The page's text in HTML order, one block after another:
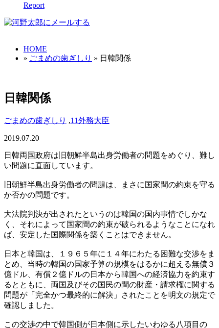
Report
HOME
» ごまめの歯ぎしり » 日韓関係
日韓関係
ごまめの歯ぎしり ,11外務大臣
2019.07.20
日韓両国政府は旧朝鮮半島出身労働者の問題をめぐり、難し
い問題に直面しています。
旧朝鮮半島出身労働者の問題は、まさに国家間の約束を守る
か否かの問題です。
大法院判決が出されたというのは韓国の国内事情でしかな
く、それによって国家間の約束が破られるようなことになれ
ば、安定した国際関係を築くことはできません。
日本と韓国は、１９６５年に１４年にわたる困難な交渉をま
とめ、当時の韓国の国家予算の規模をはるかに超える無償３
億ドル、有償２億ドルの日本から韓国への経済協力を約束す
るとともに、両国及びその国民の間の財産・請求権に関する
問題が「完全かつ最終的に解決」されたことを明文の規定で
確認しました。
この交渉の中で韓国側が日本側に示したいわゆる八項目の